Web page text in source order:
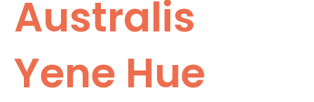
Australis
Yene Hue